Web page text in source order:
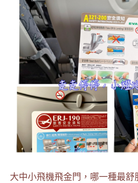
大中小飛機飛金門，哪一種最舒